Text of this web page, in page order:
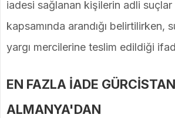
iadesi sağlanan kişilerin adli suçlar
kapsamında arandığı belirtilirken,
yargı mercilerine teslim edildiği
EN FAZLA İADE
ALMANYA'DAN